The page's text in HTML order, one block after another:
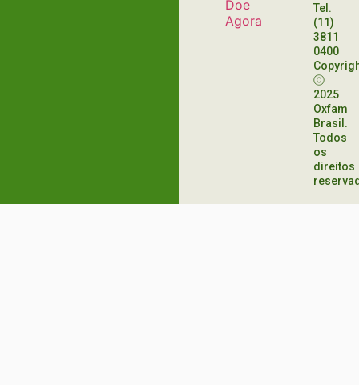
Doe
Agora
Tel.
(11)
3811
0400
ⓒ
2025
Oxfam
Brasil.
Todos
os
direitos